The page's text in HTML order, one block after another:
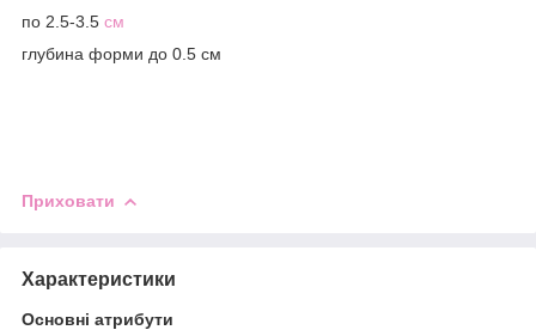
по 2.5-3.5 см
глубина форми до 0.5 см
Приховати
Характеристики
Основні атрибути